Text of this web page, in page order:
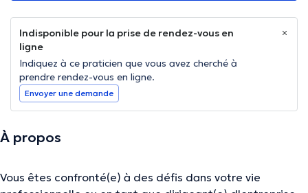
Indisponible pour la prise de rendez-vous en
ligne
Indiquez à ce praticien que vous avez cherché à
prendre rendez-vous en ligne.
Envoyer une demande
À propos
Vous êtes confronté(e) à des défis dans votre vie